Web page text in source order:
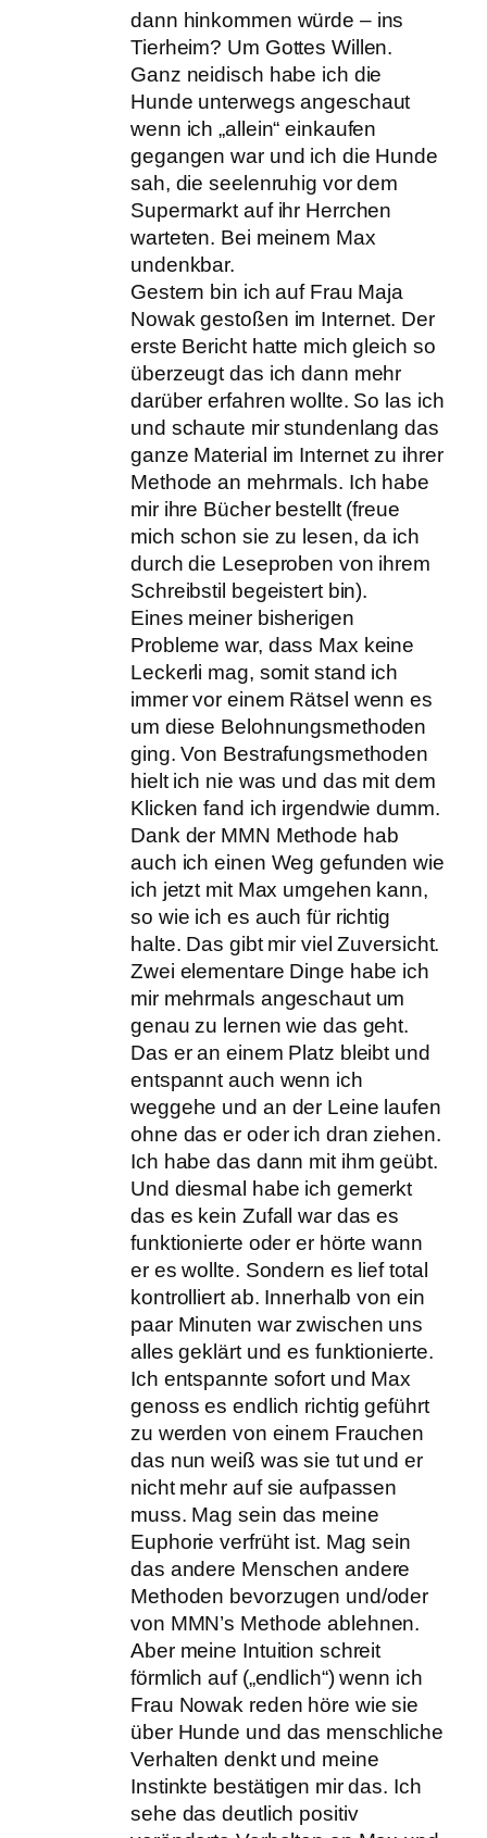
dann hinkommen würde – ins
Tierheim? Um Gottes Willen.
Ganz neidisch habe ich die
Hunde unterwegs angeschaut
wenn ich „allein“ einkaufen
gegangen war und ich die Hunde
sah, die seelenruhig vor dem
Supermarkt auf ihr Herrchen
warteten. Bei meinem Max
undenkbar.
Gestern bin ich auf Frau Maja
Nowak gestoßen im Internet. Der
erste Bericht hatte mich gleich so
überzeugt das ich dann mehr
darüber erfahren wollte. So las ich
und schaute mir stundenlang das
ganze Material im Internet zu ihrer
Methode an mehrmals. Ich habe
mir ihre Bücher bestellt (freue
mich schon sie zu lesen, da ich
durch die Leseproben von ihrem
Schreibstil begeistert bin).
Eines meiner bisherigen
Probleme war, dass Max keine
Leckerli mag, somit stand ich
immer vor einem Rätsel wenn es
um diese Belohnungsmethoden
ging. Von Bestrafungsmethoden
hielt ich nie was und das mit dem
Klicken fand ich irgendwie dumm.
Dank der MMN Methode hab
auch ich einen Weg gefunden wie
ich jetzt mit Max umgehen kann,
so wie ich es auch für richtig
halte. Das gibt mir viel Zuversicht.
Zwei elementare Dinge habe ich
mir mehrmals angeschaut um
genau zu lernen wie das geht.
Das er an einem Platz bleibt und
entspannt auch wenn ich
weggehe und an der Leine laufen
ohne das er oder ich dran ziehen.
Ich habe das dann mit ihm geübt.
Und diesmal habe ich gemerkt
das es kein Zufall war das es
funktionierte oder er hörte wann
er es wollte. Sondern es lief total
kontrolliert ab. Innerhalb von ein
paar Minuten war zwischen uns
alles geklärt und es funktionierte.
Ich entspannte sofort und Max
genoss es endlich richtig geführt
zu werden von einem Frauchen
das nun weiß was sie tut und er
nicht mehr auf sie aufpassen
muss. Mag sein das meine
Euphorie verfrüht ist. Mag sein
das andere Menschen andere
Methoden bevorzugen und/oder
von MMN’s Methode ablehnen.
Aber meine Intuition schreit
förmlich auf („endlich“) wenn ich
Frau Nowak reden höre wie sie
über Hunde und das menschliche
Verhalten denkt und meine
Instinkte bestätigen mir das. Ich
sehe das deutlich positiv